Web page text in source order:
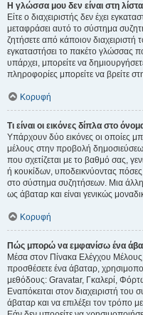
Η γλώσσα μου δεν είναι στη
Είτε ο διαχειριστής δεν έχει
μεταφράσει αυτό το σύστημα
ζητήσετε από κάποιον
εγκαταστήσει το πακέτο γλώσσας
υπάρχει, μπορείτε να
πληροφορίες μπορείτε να βρείτε
Κορυφή
Τι είναι οι εικόνες δίπλα στο
Υπάρχουν δύο εικόνες οι οποίες
μέλους στην προβολή
που σχετίζεται με το βαθμό σας,
ή κουκίδων, υποδεικνύοντας πόσες
στο σύστημα συζητήσεων. Μια
ως άβαταρ και είναι γενικώς
Κορυφή
Πώς μπορώ να εμφανίσω ένα
Μέσα στον Πίνακα Ελέγχου
προσθέσετε ένα άβαταρ,
μεθόδους: Gravatar, Γκαλερί,
Εναπόκειται στον διαχειριστή
άβαταρ και να επιλέξει τον τρόπο